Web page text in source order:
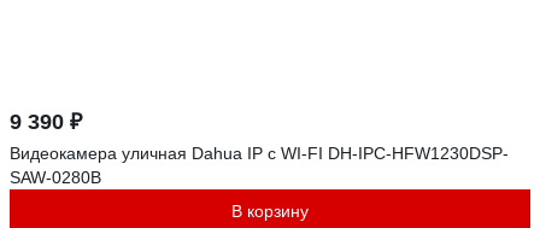
9 390 ₽
Видеокамера уличная Dahua IP с WI-FI DH-IPC-HFW1230DSP-
SAW-0280B
В корзину